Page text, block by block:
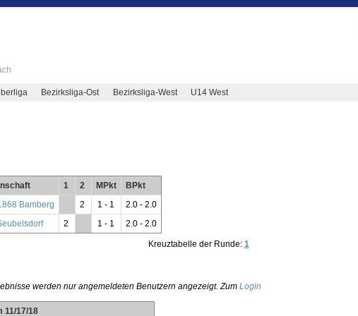
Bezirksliga-Ost Bezirksliga-West U14 West
1 2 MPkt
BPkt
Bamberg 2 1 - 1
2.0 - 2.0
2 1 - 1 2.0 - 2.0
Kreuztabelle der Runde: 1
werden nur angemeldeten Benutzern angezeigt. Zum Login
11/17/18